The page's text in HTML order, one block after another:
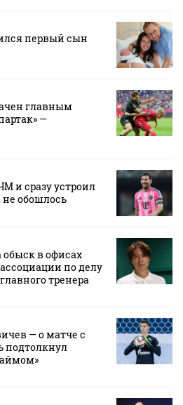
первый сын
главным
—
и сразу устроил
не обошлось
в офисах
по делу
тренера
— о матче с
подтолкнул